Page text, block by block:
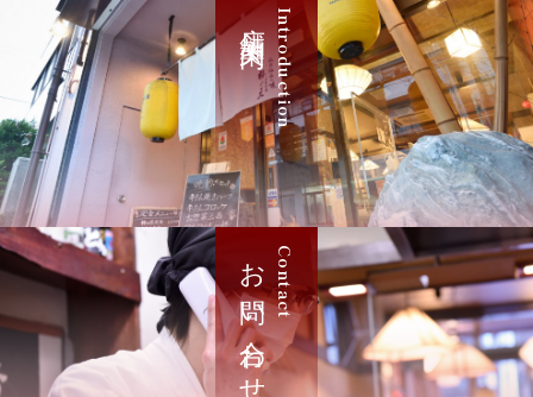
Introduction
店舗案内
Contact
お問い合わせ